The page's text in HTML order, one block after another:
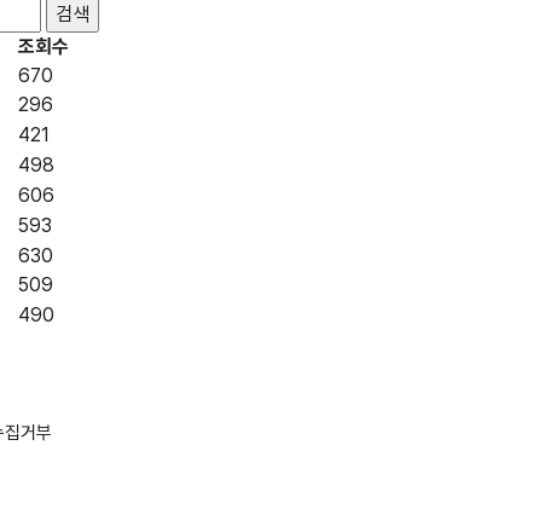
조회수
670
296
421
498
606
593
630
509
490
집거부